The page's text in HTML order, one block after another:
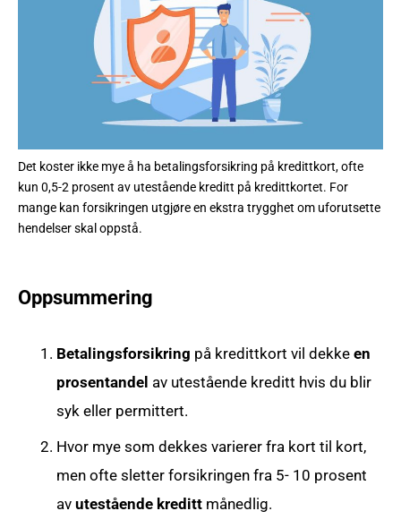
Det koster ikke mye å ha betalingsforsikring på kredittkort, ofte
kun 0,5-2 prosent av utestående kreditt på kredittkortet. For
mange kan forsikringen utgjøre en ekstra trygghet om uforutsette
hendelser skal oppstå.
Oppsummering
Betalingsforsikring på kredittkort vil dekke en
prosentandel av utestående kreditt hvis du blir
syk eller permittert.
Hvor mye som dekkes varierer fra kort til kort,
men ofte sletter forsikringen fra 5- 10 prosent
av utestående kredittmånedlig.